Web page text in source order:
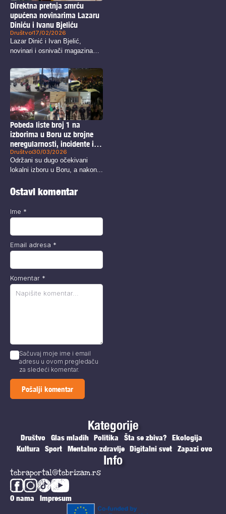
Direktna pretnja smrću
upućena novinarima Lazaru
Diniću i Ivanu Bjeliću
Društvo17/02/2026
Lazar Dinić i Ivan Bjelić,
novinari i osnivači magazina
Pobeda liste broj 1 na
izborima u Boru uz brojne
neregularnosti, incidente i
probleme
Društvo30/03/2026
Održani su dugo očekivani
lokalni izboru u Boru, a nakon...
Ostavi komentar
Komentar *
Ime *
Email adresa *
Sačuvaj moje ime i email
adresu u ovom pregledaču
za sledeći komentar.
Kategorije
Društvo Glas mladih Politika Šta se zbiva?
Ekologija
Kultura
Sport Mentalno zdravlje Digitalni svet Zapazi ovo
Info
tebraportal@tebrizam.rs
O nama Impresum